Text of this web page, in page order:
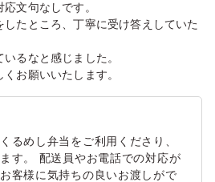
文句なしです。
したところ、丁寧に受け答えしていた
るなと感じました。
お願いいたします。
るめし弁当をご利用くださり、
す。 配送員やお電話での対応が
客様に気持ちの良いお渡しがで